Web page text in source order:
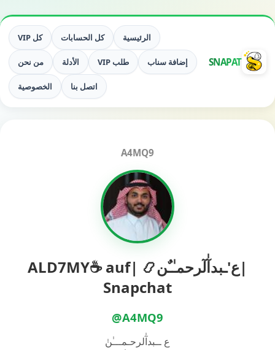
SNAPAT
الرئيسية كل الحسابات كل VIP
إضافة سناب طلب VIP الأدلة من نحن
اتصل بنا الخصوصية
A4MQ9
|ع'ـبدآٰلٓرحمـٰـٌن📿 |ALD7MY☕️ auf
Snapchat
@A4MQ9
ع ــبدآٰلرحـمـــٰنٰ